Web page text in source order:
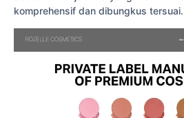
komprehensif dan dibungkus tersuai.